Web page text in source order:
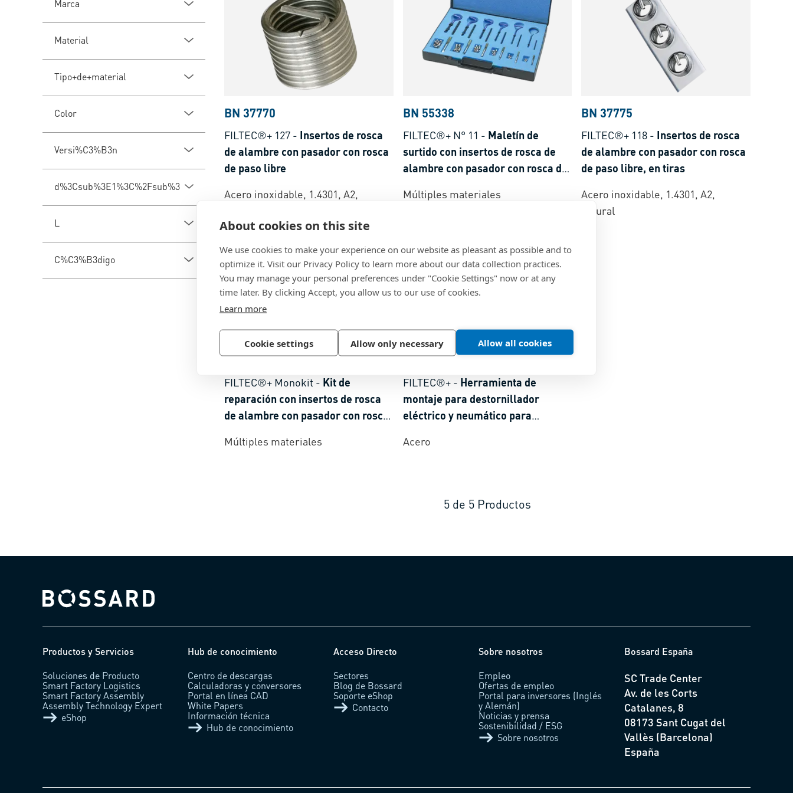
About cookies on this site
We use cookies to make your experience on our website as pleasant as possible and to
optimize it. Visit our Privacy Policy to learn more about our data collection practices.
You may manage your personal preferences under "Cookie Settings" now or at any
time later. By clicking Accept, you allow us to our use of cookies.
Learn more
Cookie settings Allow only necessary Allow all cookies
Marca
Material
Tipo+de+material
Color
Versi%C3%B3n
d%3Csub%3E1%3C%2Fsub%3E
L
C%C3%B3digo
BN 37770
FILTEC®+ 127 - Insertos de rosca
de alambre con pasador con rosca
de paso libre
Acero inoxidable, 1.4301, A2,
BN 55338
FILTEC®+ N° 11 - Maletín de
surtido con insertos de rosca de
alambre con pasador con rosca de
montaje manual
Múltiples materiales
BN 37775
FILTEC®+ 118 - Insertos de rosca
de alambre con pasador con rosca
de paso libre, en tiras
Acero inoxidable, 1.4301, A2,
natural
BN 37689
FILTEC®+ Monokit - Kit de
reparación con insertos de rosca
de alambre con pasador con rosca
Múltiples materiales
BN 37652
FILTEC®+- Herramienta de
montaje para destornillador
eléctrico y neumático para
alambre con pasador
Acero
5 de 5 Productos
Bossard homepage
Productos y Servicios
Soluciones de Producto
Smart Factory Logistics
Smart Factory Assembly
Assembly Technology Expert
eShop
Hub de conocimiento
Centro de descargas
Calculadoras y conversores
Portal en línea CAD
White Papers
Información técnica
Hub de conocimiento
Acceso Directo
Sectores
Blog de Bossard
Soporte eShop
Contacto
Sobre nosotros
Empleo
Ofertas de empleo
Portal para inversores (Inglés
y Alemán)
Noticias y prensa
Sostenibilidad / ESG
Sobre nosotros
Bossard España
SC Trade Center
Av. de les Corts
Catalanes, 8
08173 Sant Cugat del
Vallès (Barcelona)
España